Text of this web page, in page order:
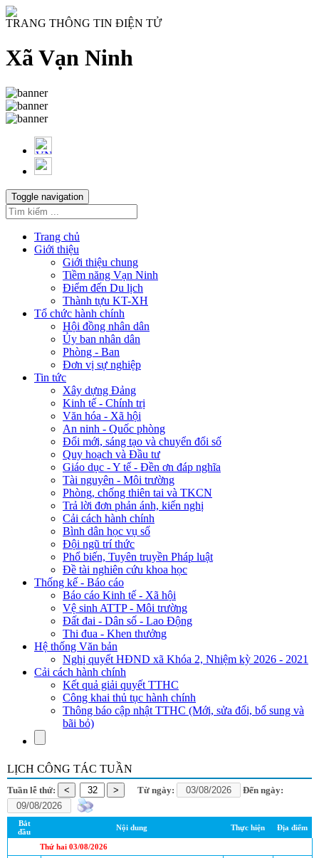
TRANG THÔNG TIN ĐIỆN TỬ
Xã Vạn Ninh
Toggle navigation
Trang chủ
Giới thiệu
Giới thiệu chung
Tiềm năng Vạn Ninh
Điểm đến Du lịch
Thành tựu KT-XH
Tổ chức hành chính
Hội đồng nhân dân
Ủy ban nhân dân
Phòng - Ban
Đơn vị sự nghiệp
Tin tức
Xây dựng Đảng
Kinh tế - Chính trị
Văn hóa - Xã hội
An ninh - Quốc phòng
Đổi mới, sáng tạo và chuyển đổi số
Quy hoạch và Đầu tư
Giáo dục - Y tế - Đền ơn đáp nghĩa
Tài nguyên - Môi trường
Phòng, chống thiên tai và TKCN
Trả lời đơn phản ánh, kiến nghị
Cải cách hành chính
Bình dân học vụ số
Đội ngũ trí thức
Phổ biến, Tuyên truyền Pháp luật
Đề tài nghiên cứu khoa học
Thống kế - Báo cáo
Báo cáo Kinh tế - Xã hội
Vệ sinh ATTP - Môi trường
Đất đai - Dân số - Lao Động
Thi đua - Khen thưởng
Hệ thống Văn bản
Nghị quyết HĐND xã Khóa 2, Nhiệm kỳ 2026 - 2021
Cải cách hành chính
Kết quả giải quyết TTHC
Công khai thủ tục hành chính
Thông báo cập nhật TTHC (Mới, sửa đổi, bổ sung và
bãi bỏ)
LỊCH CÔNG TÁC TUẦN
Tuần lễ thứ: Từ ngày: Đến ngày:
Bắt
đầu
Nội dung Thực hiện Địa điểm
Thứ hai 03/08/2026